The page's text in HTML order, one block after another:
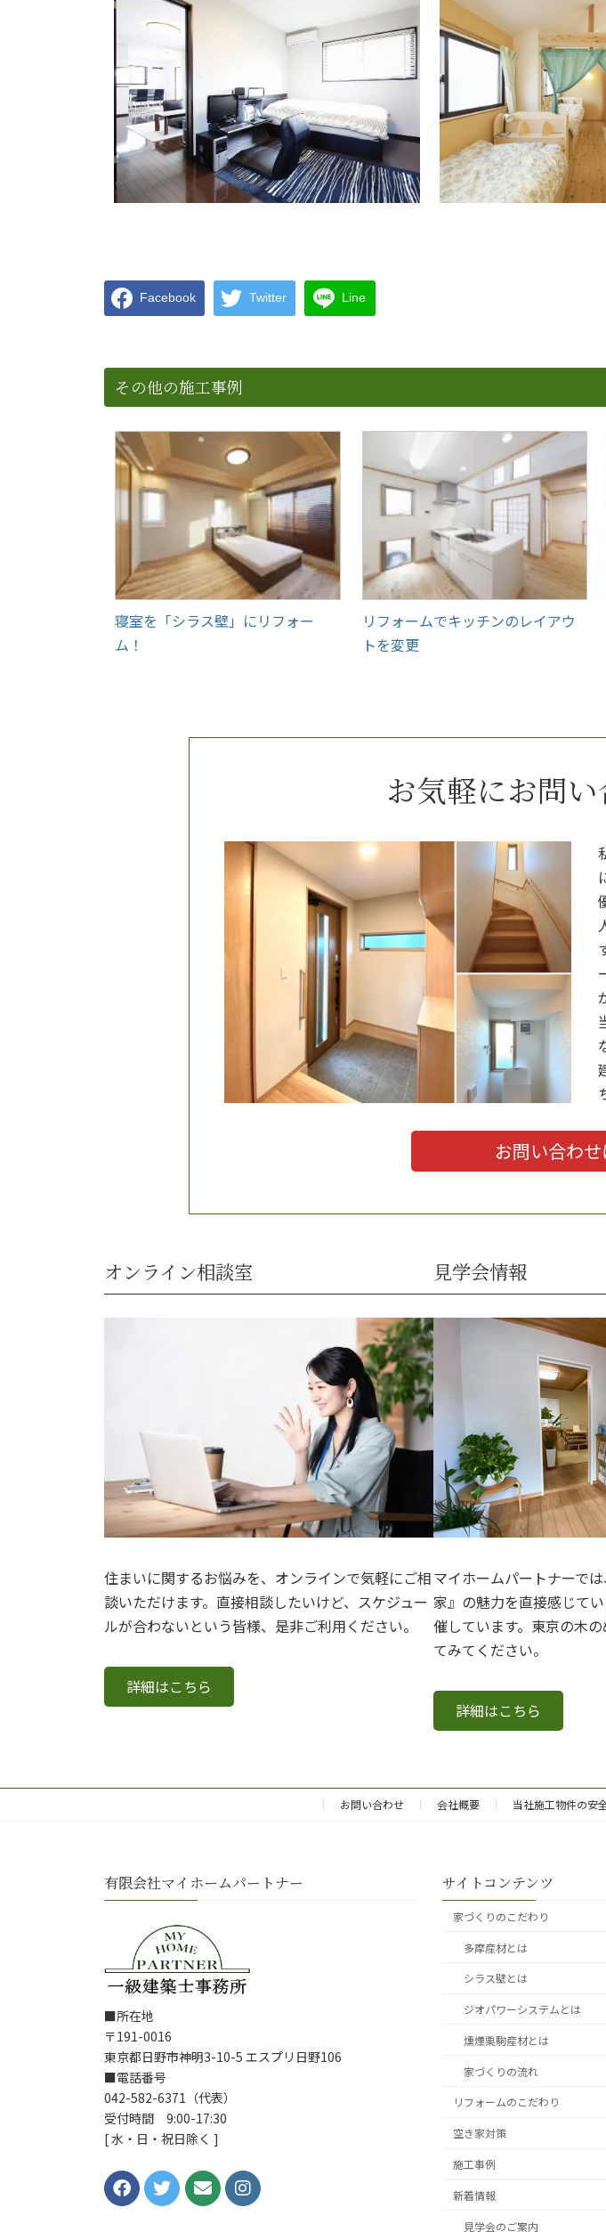
Facebook Twitter Line
その他の施工事例
寝室を「シラス壁」にリフォー
ム！
リフォームでキッチンのレイアウ
トを変更
お気軽にお問
お問い合わ
オンライン相談室
住まいに関するお悩みを、オンラインで気軽にご相
談いただけます。直接相談したいけど、スケジュー
ルが合わないという皆様、是非ご利用ください。
詳細はこちら
見学会情報
マイホームパートナーで
家』の魅力を直接感じて
催しています。東京の木
てみてください。
詳細はこちら
お問い合わせ 会社概要 当社施工物件の安
有限会社マイホームパートナー
■所在地
〒191-0016
東京都日野市神明3-10-5 エスプリ日野106
■電話番号
042-582-6371（代表）
受付時間 9:00-17:30
[ 水・日・祝日除く ]
サイトコンテンツ
家づくりのこだわり
多摩産材とは
シラス壁とは
ジオパワーシステムとは
燻煙栗駒産材とは
家づくりの流れ
リフォームのこだわり
空き家対策
施工事例
新着情報
見学会のご案内